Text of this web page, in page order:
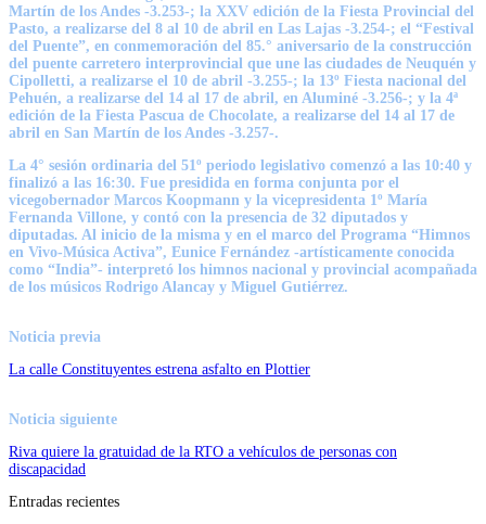
Martín de los Andes -3.253-; la XXV edición de la Fiesta Provincial del
Pasto, a realizarse del 8 al 10 de abril en Las Lajas -3.254-; el “Festival
del Puente”, en conmemoración del 85.° aniversario de la construcción
del puente carretero interprovincial que une las ciudades de Neuquén y
Cipolletti, a realizarse el 10 de abril -3.255-; la 13º Fiesta nacional del
Pehuén, a realizarse del 14 al 17 de abril, en Aluminé -3.256-; y la 4ª
edición de la Fiesta Pascua de Chocolate, a realizarse del 14 al 17 de
abril en San Martín de los Andes -3.257-.
La 4° sesión ordinaria del 51º periodo legislativo comenzó a las 10:40 y
finalizó a las 16:30. Fue presidida en forma conjunta por el
vicegobernador Marcos Koopmann y la vicepresidenta 1º María
Fernanda Villone, y contó con la presencia de 32 diputados y
diputadas. Al inicio de la misma y en el marco del Programa “Himnos
en Vivo-Música Activa”, Eunice Fernández -artísticamente conocida
como “India”- interpretó los himnos nacional y provincial acompañada
de los músicos Rodrigo Alancay y Miguel Gutiérrez.
Noticia previa
La calle Constituyentes estrena asfalto en Plottier
Noticia siguiente
Riva quiere la gratuidad de la RTO a vehículos de personas con
discapacidad
Entradas recientes